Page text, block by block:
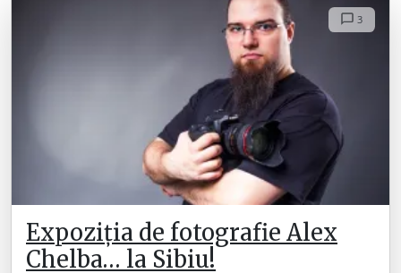
3
Expoziția de fotografie Alex
Chelba… la Sibiu!